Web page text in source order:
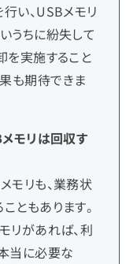
い、USBメモリ
うちに紛失して
を実施すること
も期待できま
モリは回収す
モリも、業務状
ともあります。
リがあれば、利
当に必要な